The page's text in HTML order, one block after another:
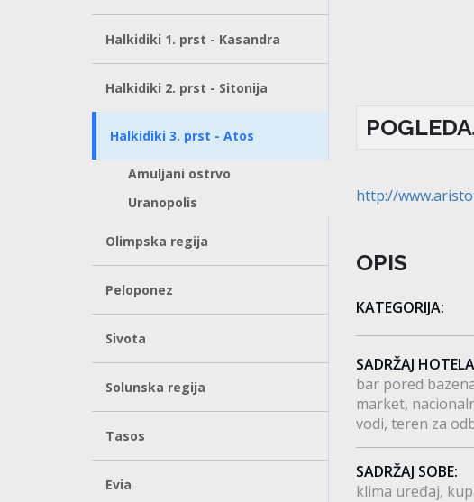
Halkidiki 1. prst - Kasandra
Halkidiki 2. prst - Sitonija
Halkidiki 3. prst - Atos
Amuljani ostrvo
Uranopolis
Olimpska regija
Peloponez
Sivota
Solunska regija
Tasos
Evia
http://
OPIS
KATEGORIJA:
SADRŽAJ
bar pored
market
vodi teren za
SADRŽAJ SOBE:
klima uređaj